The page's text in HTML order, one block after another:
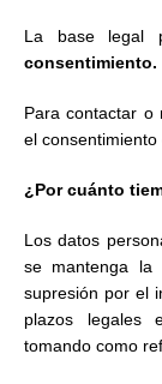
La base legal
consentimiento.
Para contactar o
el consentimiento
¿Por cuánto
Los datos
se mantenga la
supresión por el
plazos legales
tomando como